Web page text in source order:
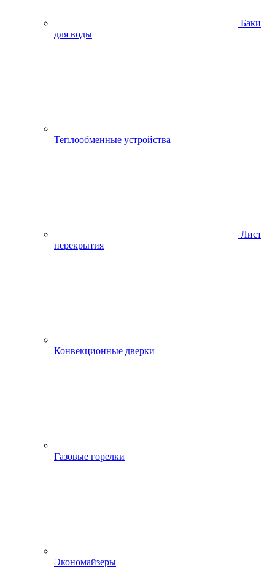
Баки
для воды
Теплообменные устройства
Лист
перекрытия
Конвекционные дверки
Газовые горелки
Экономайзеры